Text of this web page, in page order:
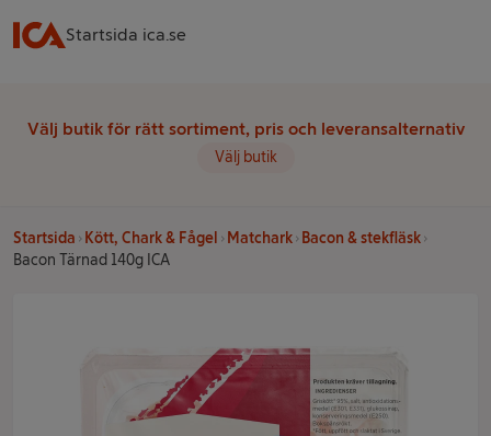
Startsida ica.se
Välj butik för rätt sortiment, pris och leveransalternativ
Välj butik
Startsida Kött, Chark & Fågel Matchark
Bacon & stekfläsk
Bacon Tärnad 140g ICA